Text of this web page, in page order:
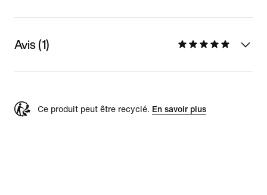
Avis (1)
Ce produit peut être recyclé. En savoir plus